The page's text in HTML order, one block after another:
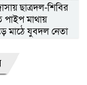
ছাত্রদল-শিবির
পাইপ মাথায়
মাঠে যুবদল নেতা